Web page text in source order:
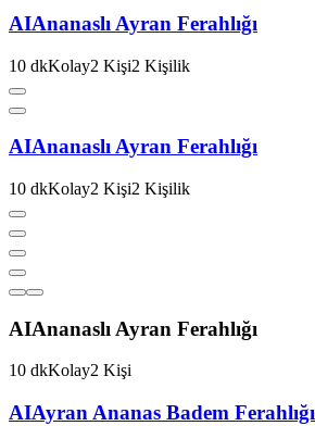
AIAnanaslı Ayran Ferahlığı
10 dkKolay2 Kişi2 Kişilik
AIAnanaslı Ayran Ferahlığı
10 dkKolay2 Kişi2 Kişilik
AIAnanaslı Ayran Ferahlığı
10 dkKolay2 Kişi
AIAyran Ananas Badem Ferahlığı